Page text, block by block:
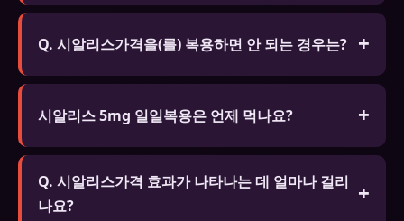
A. 알코올은 시알리스가격의 효과를 감소시키고 부
작용 위험을 높일 수 있습니다. 특히 혈압 저하와 어
세요.
Q. 시알리스가격을(를) 복용하면 안 되는 경우는?
A. 질산염 계열 약물을 복용 중인 분, 심각한 심장 질
환, 저혈압, 심각한 간/신장 질환이 있는 분은 복용 전
시알리스 5mg 일일복용은 언제 먹나요?
매일 같은 시간에 복용합니다. 식사와 무관하게 복용
가능하며, 4~5일 연속 복용 후 혈중 농도가 일정해져
효과가 안정됩니다. 성관계 타이밍을 맞출 필요 없어
Q. 시알리스가격 효과가 나타나는 데 얼마나 걸리
나요?